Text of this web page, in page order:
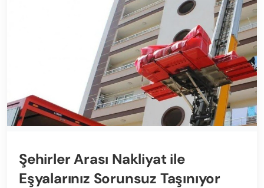
Şehirler Arası Nakliyat ile
Eşyalarınız Sorunsuz Taşınıyor